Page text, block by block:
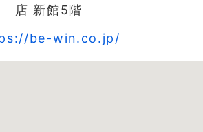
店 新館5階
be-win.co.jp/